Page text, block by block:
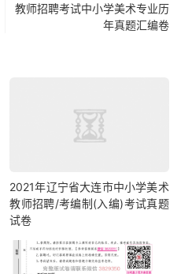
教师招聘考试中小学美术专业历
年真题汇编卷
2021年辽宁省大连市中小学美术
教师招聘/考编制(入编)考试真题
试卷